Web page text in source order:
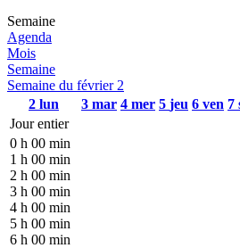
Semaine
Agenda
Mois
Semaine
Semaine du février 2
2 lun 3 mar 4 mer 5 jeu 6 ven 7
Jour entier
0 h 00 min
1 h 00 min
2 h 00 min
3 h 00 min
4 h 00 min
5 h 00 min
6 h 00 min